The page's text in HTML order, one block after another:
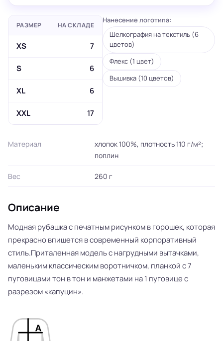
РАЗМЕР НА СКЛАДЕ
XS 7
S 6
XL 6
XXL 17
Нанесение логотипа:
Шелкография на текстиль (6
цветов)
Флекс (1 цвет)
Вышивка (10 цветов)
Материал
хлопок 100%, плотность 110 г/м²;
поплин
Вес 260 г
Описание
Модная рубашка с печатным рисунком в горошек, которая
прекрасно впишется в современный корпоративный
стиль.Приталенная модель с нагрудными вытачками,
маленьким классическим воротничком, планкой с 7
пуговицами тон в тон и манжетами на 1 пуговице с
разрезом «капуцин».